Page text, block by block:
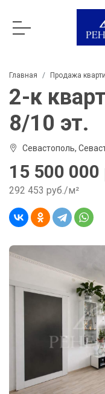
Главная Продажа
2-к
8/10 эт.
Севастополь,
15 500 000
292 453 руб./м²